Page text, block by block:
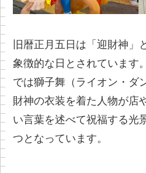
旧暦正月五日は「迎財神」
象徴的な日とされています
では獅子舞（ライオン・ダ
財神の衣装を着た人物が店
い言葉を述べて祝福する光
つとなっています。